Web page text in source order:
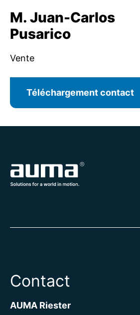
M. Juan-Carlos
Pusarico
Vente
Téléchargement contact
Contact
AUMA Riester